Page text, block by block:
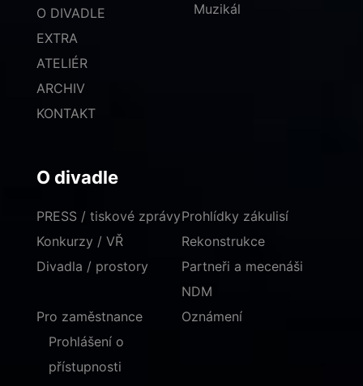
O DIVADLE
EXTRA
ATELIÉR
ARCHIV
KONTAKT
Muzikál
O divadle
PRESS / tiskové zprávy
Konkurzy / VŘ
Divadla / prostory
Prohlídky zákulisí
Rekonstrukce
Partneři a mecenáši
NDM
Pro zaměstnance
Oznámení
Prohlášení o
přístupnosti